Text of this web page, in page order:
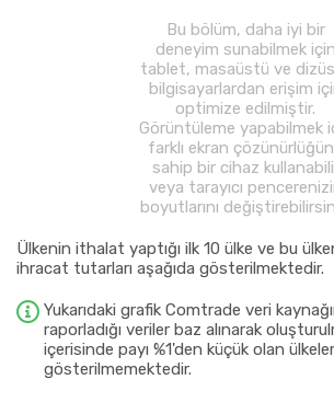
Bu bölüm, daha iyi bir
deneyim sunabilmek için
tablet, masaüstü ve
bilgisayarlardan erişim
optimize edilmiştir.
Görüntüleme yapabilmek
farklı ekran
sahip bir cihaz
veya tarayıcı
boyutlarını
Ülkenin ithalat yaptığı ilk 10 ülke ve bu
ihracat tutarları aşağıda gösterilmektedir.
Yukarıdaki grafik Comtrade veri
raporladığı veriler baz alınarak
içerisinde payı %1'den küçük olan ülkeler
gösterilmemektedir.